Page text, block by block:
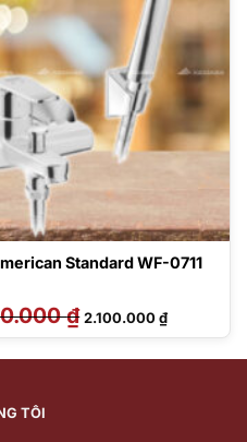
Standard WF-0711
₫ Giá
gốc
là:
2.100.000₫Giá
hiện
tại
2.100.000
TÔI